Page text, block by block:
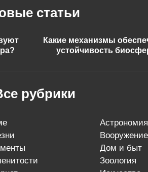
статьи
Какие механизмы
устойчивость
рубрики
астрономия
вооружение
дом и быт
зоология